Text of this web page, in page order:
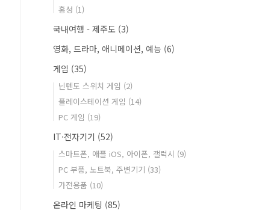
홍성 (1)
국내여행 - 제주도 (3)
영화, 드라마, 애니메이션, 예능 (6)
게임 (35)
닌텐도 스위치 게임 (2)
플레이스테이션 게임 (14)
PC 게임 (19)
IT·전자기기 (52)
스마트폰, 애플 iOS, 아이폰, 갤럭시 (9)
PC 부품, 노트북, 주변기기 (33)
가전용품 (10)
온라인 마케팅 (85)